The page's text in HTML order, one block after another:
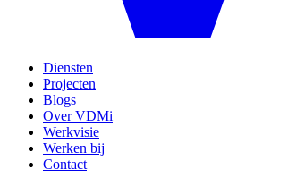
Diensten
Projecten
Blogs
Over VDMi
Werkvisie
Werken bij
Contact